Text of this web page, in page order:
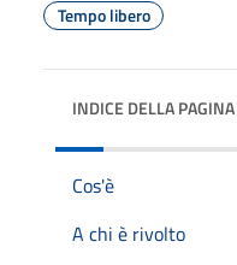
Tempo libero
INDICE DELLA PAGINA
Cos'è
A chi è rivolto